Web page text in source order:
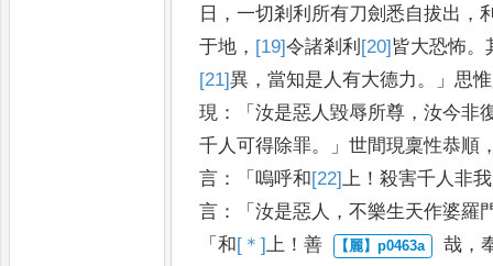
日 ，一切剎利所有刀劍悉自拔出 ，
于地 ， [19]令諸剎利 [20] 皆大恐怖。
[21]異 ，當知是人有大德力。」思
現 ：「汝是惡人毀辱所尊 ，汝今非
千人可得除罪。」世間現稟性恭順
言 ：「嗚呼和 [22]上 ！殺害千人非
言 ：「汝是惡人 ，不樂生天作婆羅
「和 [＊]上 ！善 哉 ，